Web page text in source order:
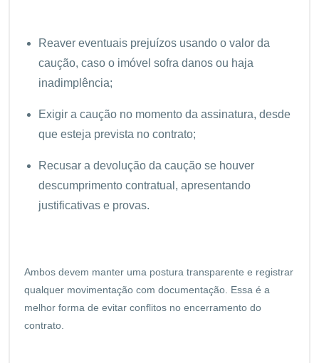
Reaver eventuais prejuízos usando o valor da
caução, caso o imóvel sofra danos ou haja
inadimplência;
Exigir a caução no momento da assinatura, desde
que esteja prevista no contrato;
Recusar a devolução da caução se houver
descumprimento contratual, apresentando
justificativas e provas.
Ambos devem manter uma postura transparente e registrar
qualquer movimentação com documentação. Essa é a
melhor forma de evitar conflitos no encerramento do
contrato.